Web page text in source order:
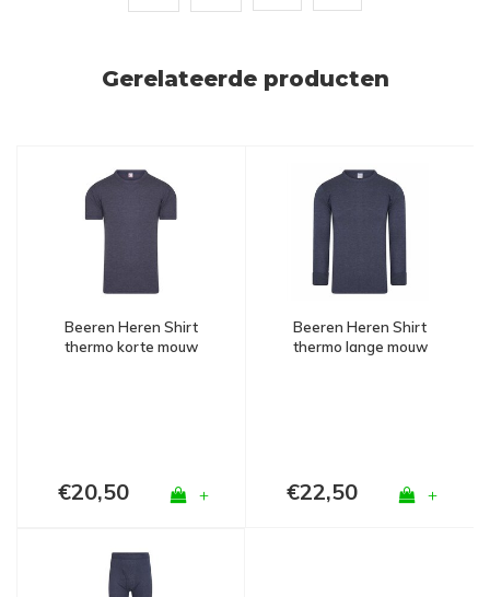
Gerelateerde producten
Beeren Heren Shirt
thermo korte mouw
€20,50 +
Beeren Heren Shirt
thermo lange mouw
€22,50 +